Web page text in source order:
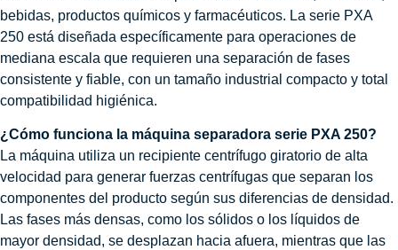
bebidas, productos químicos y farmacéuticos. La serie PXA
250 está diseñada específicamente para operaciones de
mediana escala que requieren una separación de fases
consistente y fiable, con un tamaño industrial compacto y total
compatibilidad higiénica.
¿Cómo funciona la máquina separadora serie PXA 250?
La máquina utiliza un recipiente centrífugo giratorio de alta
velocidad para generar fuerzas centrífugas que separan los
componentes del producto según sus diferencias de densidad.
Las fases más densas, como los sólidos o los líquidos de
mayor densidad, se desplazan hacia afuera, mientras que las